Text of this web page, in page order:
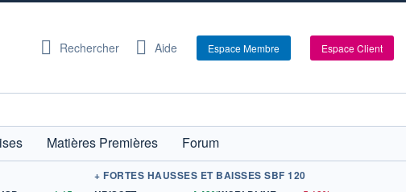
Rechercher Aide Espace Membre Espace Client
Matières Premières
Forum
+ FORTES HAUSSES ET BAISSES SBF 120